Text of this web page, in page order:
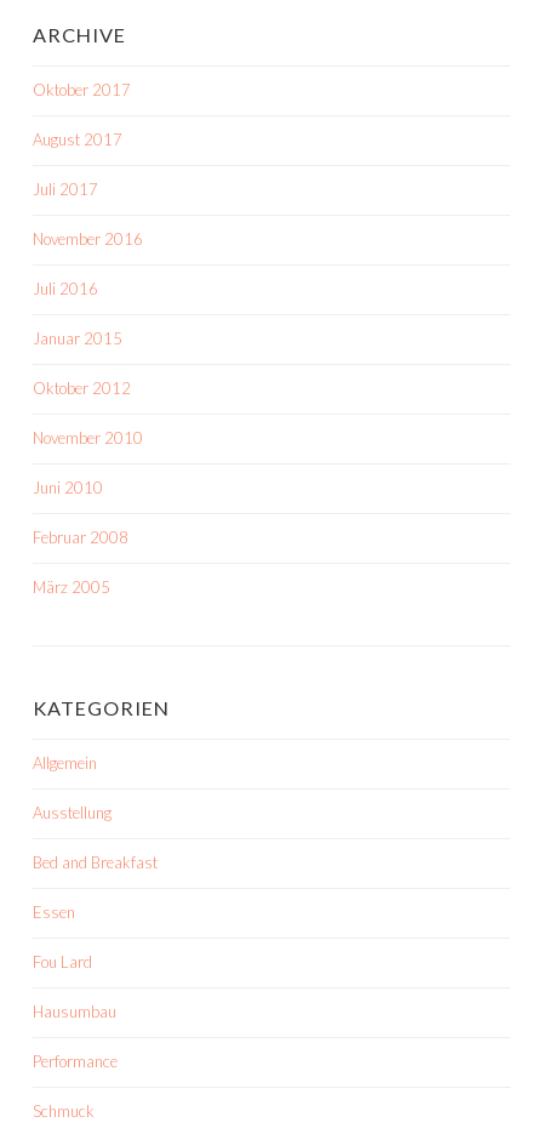
ARCHIVE
Oktober 2017
August 2017
Juli 2017
November 2016
Juli 2016
Januar 2015
Oktober 2012
November 2010
Juni 2010
Februar 2008
März 2005
KATEGORIEN
Allgemein
Ausstellung
Bed and Breakfast
Essen
Fou Lard
Hausumbau
Performance
Schmuck